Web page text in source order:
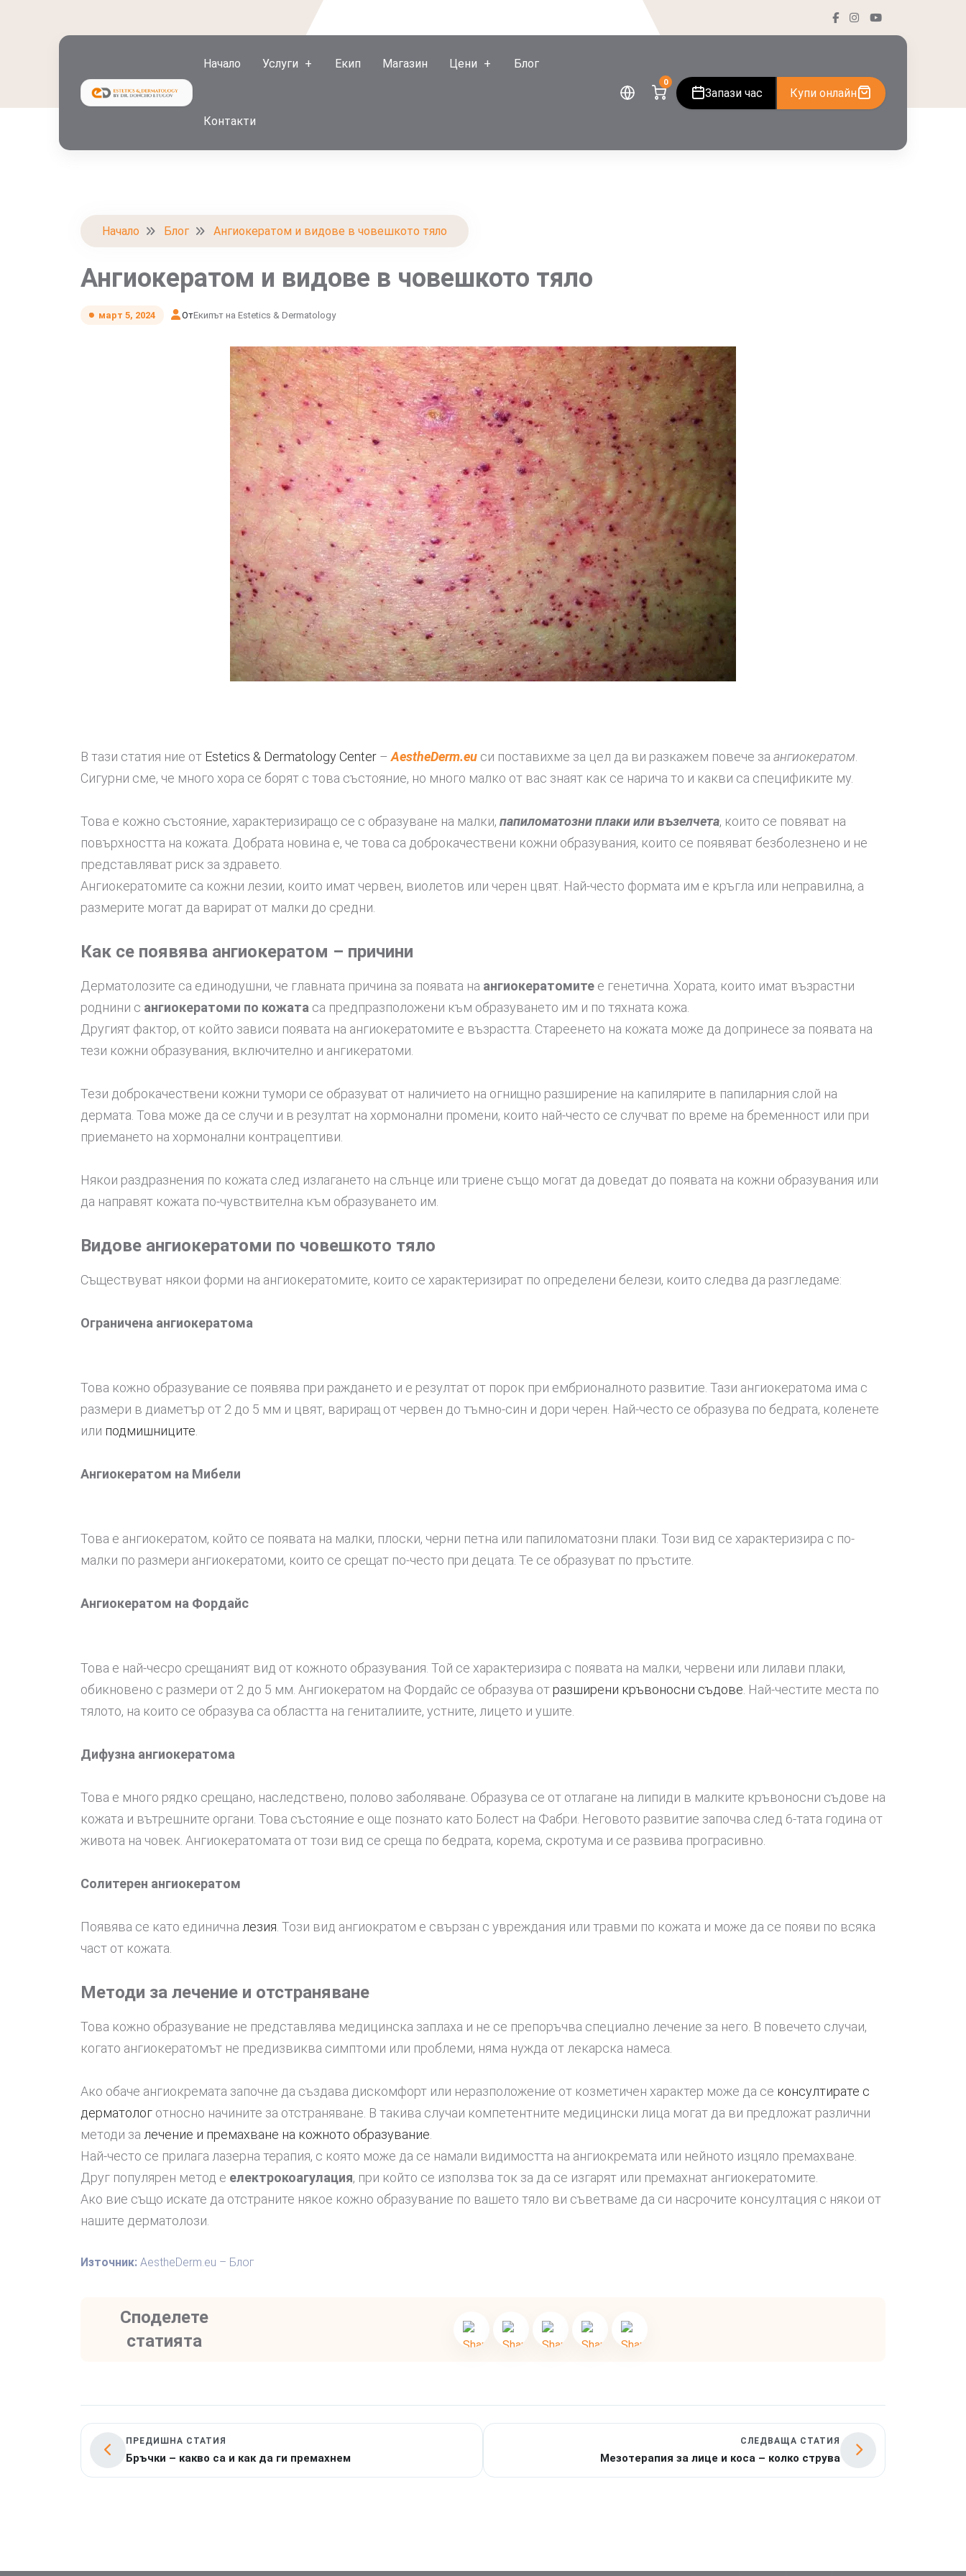
Начало Услуги Екип Магазин Цени Блог
Контакти
0
Запази час Купи онлайн
Начало Блог Ангиокератом и видове в човешкото тяло
Ангиокератом и видове в човешкото тяло
март 5, 2024 ОтЕкипът на Estetics & Dermatology
В тази статия ние от Estetics & Dermatology Center –AestheDerm.eu си поставихме за цел да ви разкажем повече за ангиокератом
Сигурни сме, че много хора се борят с това състояние, но много малко от вас знаят как се нарича то и какви са спецификите му.
Това е кожно състояние, характеризиращо се с образуване на малки, папиломатозни плаки или възелчета, които се повяват на
повърхността на кожата. Добрата новина е, че това са доброкачествени кожни образувания, които се появяват безболезнено и не
представляват риск за здравето.
Ангиокератомите са кожни лезии, които имат червен, виолетов или черен цвят. Най-често формата им е кръгла или неправилна, а
размерите могат да варират от малки до средни.
Как се появява ангиокератом – причини
Дерматолозите са единодушни, че главната причина за появата на ангиокератомите е генетична. Хората, които имат възрастни
роднини с ангиокератоми по кожата са предпразположени към образуването им и по тяхната кожа.
Другият фактор, от който зависи появата на ангиокератомите е възрастта. Стареенето на кожата може да допринесе за появата на
тези кожни образувания, включително и ангикератоми.
Тези доброкачествени кожни тумори се образуват от наличието на огнищно разширение на капилярите в папиларния слой на
дермата. Това може да се случи и в резултат на хормонални промени, които най-често се случват по време на бременност или при
приемането на хормонални контрацептиви.
Някои раздразнения по кожата след излагането на слънце или триене също могат да доведат до появата на кожни образувания или
да направят кожата по-чувствителна към образуването им.
Видове ангиокератоми по човешкото тяло
Съществуват някои форми на ангиокератомите, които се характеризират по определени белези, които следва да разгледаме:
Ограничена ангиокератома
Това кожно образувание се появява при раждането и е резултат от порок при ембрионалното развитие. Тази ангиокератома има с
размери в диаметър от 2 до 5 мм и цвят, вариращ от червен до тъмно-син и дори черен. Най-често се образува по бедрата, коленете
или подмишниците
Ангиокератом на Мибели
Това е ангиокератом, който се появата на малки, плоски, черни петна или папиломатозни плаки. Този вид се характеризира с по-
малки по размери ангиокератоми, които се срещат по-често при децата. Те се образуват по пръстите.
Ангиокератом на Фордайс
Това е най-чесро срещаният вид от кожното образувания. Той се характеризира с появата на малки, червени или лилави плаки,
обикновено с размери от 2 до 5 мм. Ангиокератом на Фордайс се образува отразширени кръвоносни съдове . Най-честите места по
тялото, на които се образува са областта на гениталиите, устните, лицето и ушите.
Дифузна ангиокератома
Това е много рядко срещано, наследствено, полово заболяване. Образува се от отлагане на липиди в малките кръвоносни съдове на
кожата и вътрешните органи. Това състояние е още познато като Болест на Фабри. Неговото развитие започва след 6-тата година от
живота на човек. Ангиокератомата от този вид се среща по бедрата, корема, скротума и се развива програсивно.
Солитерен ангиокератом
Появява се като единична лезия . Този вид ангиократом е свързан с увреждания или травми по кожата и може да се появи по всяка
част от кожата.
Методи за лечение и отстраняване
Това кожно образувание не представлява медицинска заплаха и не се препоръчва специално лечение за него. В повечето случаи,
когато ангиокератомът не предизвиква симптоми или проблеми, няма нужда от лекарска намеса.
Ако обаче ангиокремата започне да създава дискомфорт или неразположение от козметичен характер може да се консултирате с
дерматолог относно начините за отстраняване. В такива случаи компетентните медицински лица могат да ви предложат различни
методи за лечение и премахване на кожното образувание
Най-често се прилага лазерна терапия, с която може да се намали видимостта на ангиокремата или нейното изцяло премахване.
Друг популярен метод е електрокоагулация, при който се използва ток за да се изгарят или премахнат ангиокератомите.
Ако вие също искате да отстраните някое кожно образувание по вашето тяло ви съветваме да си насрочите консултация с някои от
нашите дерматолози.
Източник: AestheDerm.eu – Блог
Споделете
статията
ПРЕДИШНА СТАТИЯ
Бръчки – какво са и как да ги премахнем
СЛЕДВАЩА СТАТИЯ
Мезотерапия за лице и коса – колко струва